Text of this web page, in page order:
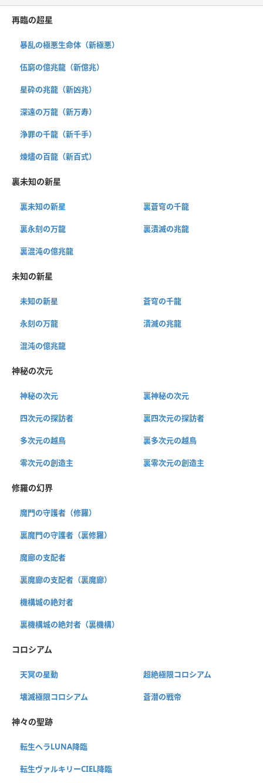
再臨の超星
暴乱の極悪生命体（新極悪）
伍窮の億兆龍（新億兆）
星砕の兆龍（新凶兆）
深遠の万龍（新万寿）
浄罪の千龍（新千手）
煉燼の百龍（新百式）
裏未知の新星
裏未知の新星 裏蒼穹の千龍
裏永刻の万龍 裏潰滅の兆龍
裏混沌の億兆龍
未知の新星
未知の新星 蒼穹の千龍
永刻の万龍 潰滅の兆龍
混沌の億兆龍
神秘の次元
神秘の次元 裏神秘の次元
四次元の探訪者 裏四次元の探訪者
多次元の越鳥 裏多次元の越鳥
零次元の創造主 裏零次元の創造主
修羅の幻界
魔門の守護者（修羅）
裏魔門の守護者（裏修羅）
魔廊の支配者
裏魔廊の支配者（裏魔廊）
機構城の絶対者
裏機構城の絶対者（裏機構）
コロシアム
天冥の星動 超絶極限コロシアム
壊滅極限コロシアム 蒼潜の戦帝
神々の聖跡
転生ヘラLUNA降臨
転生ヴァルキリーCIEL降臨